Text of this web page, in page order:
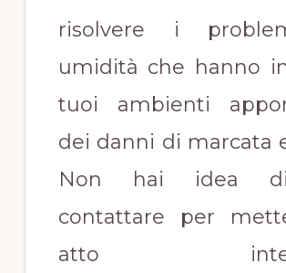
risolvere i
umidità che hanno
tuoi ambienti
dei danni di marcata
Non hai idea
contattare per
atto